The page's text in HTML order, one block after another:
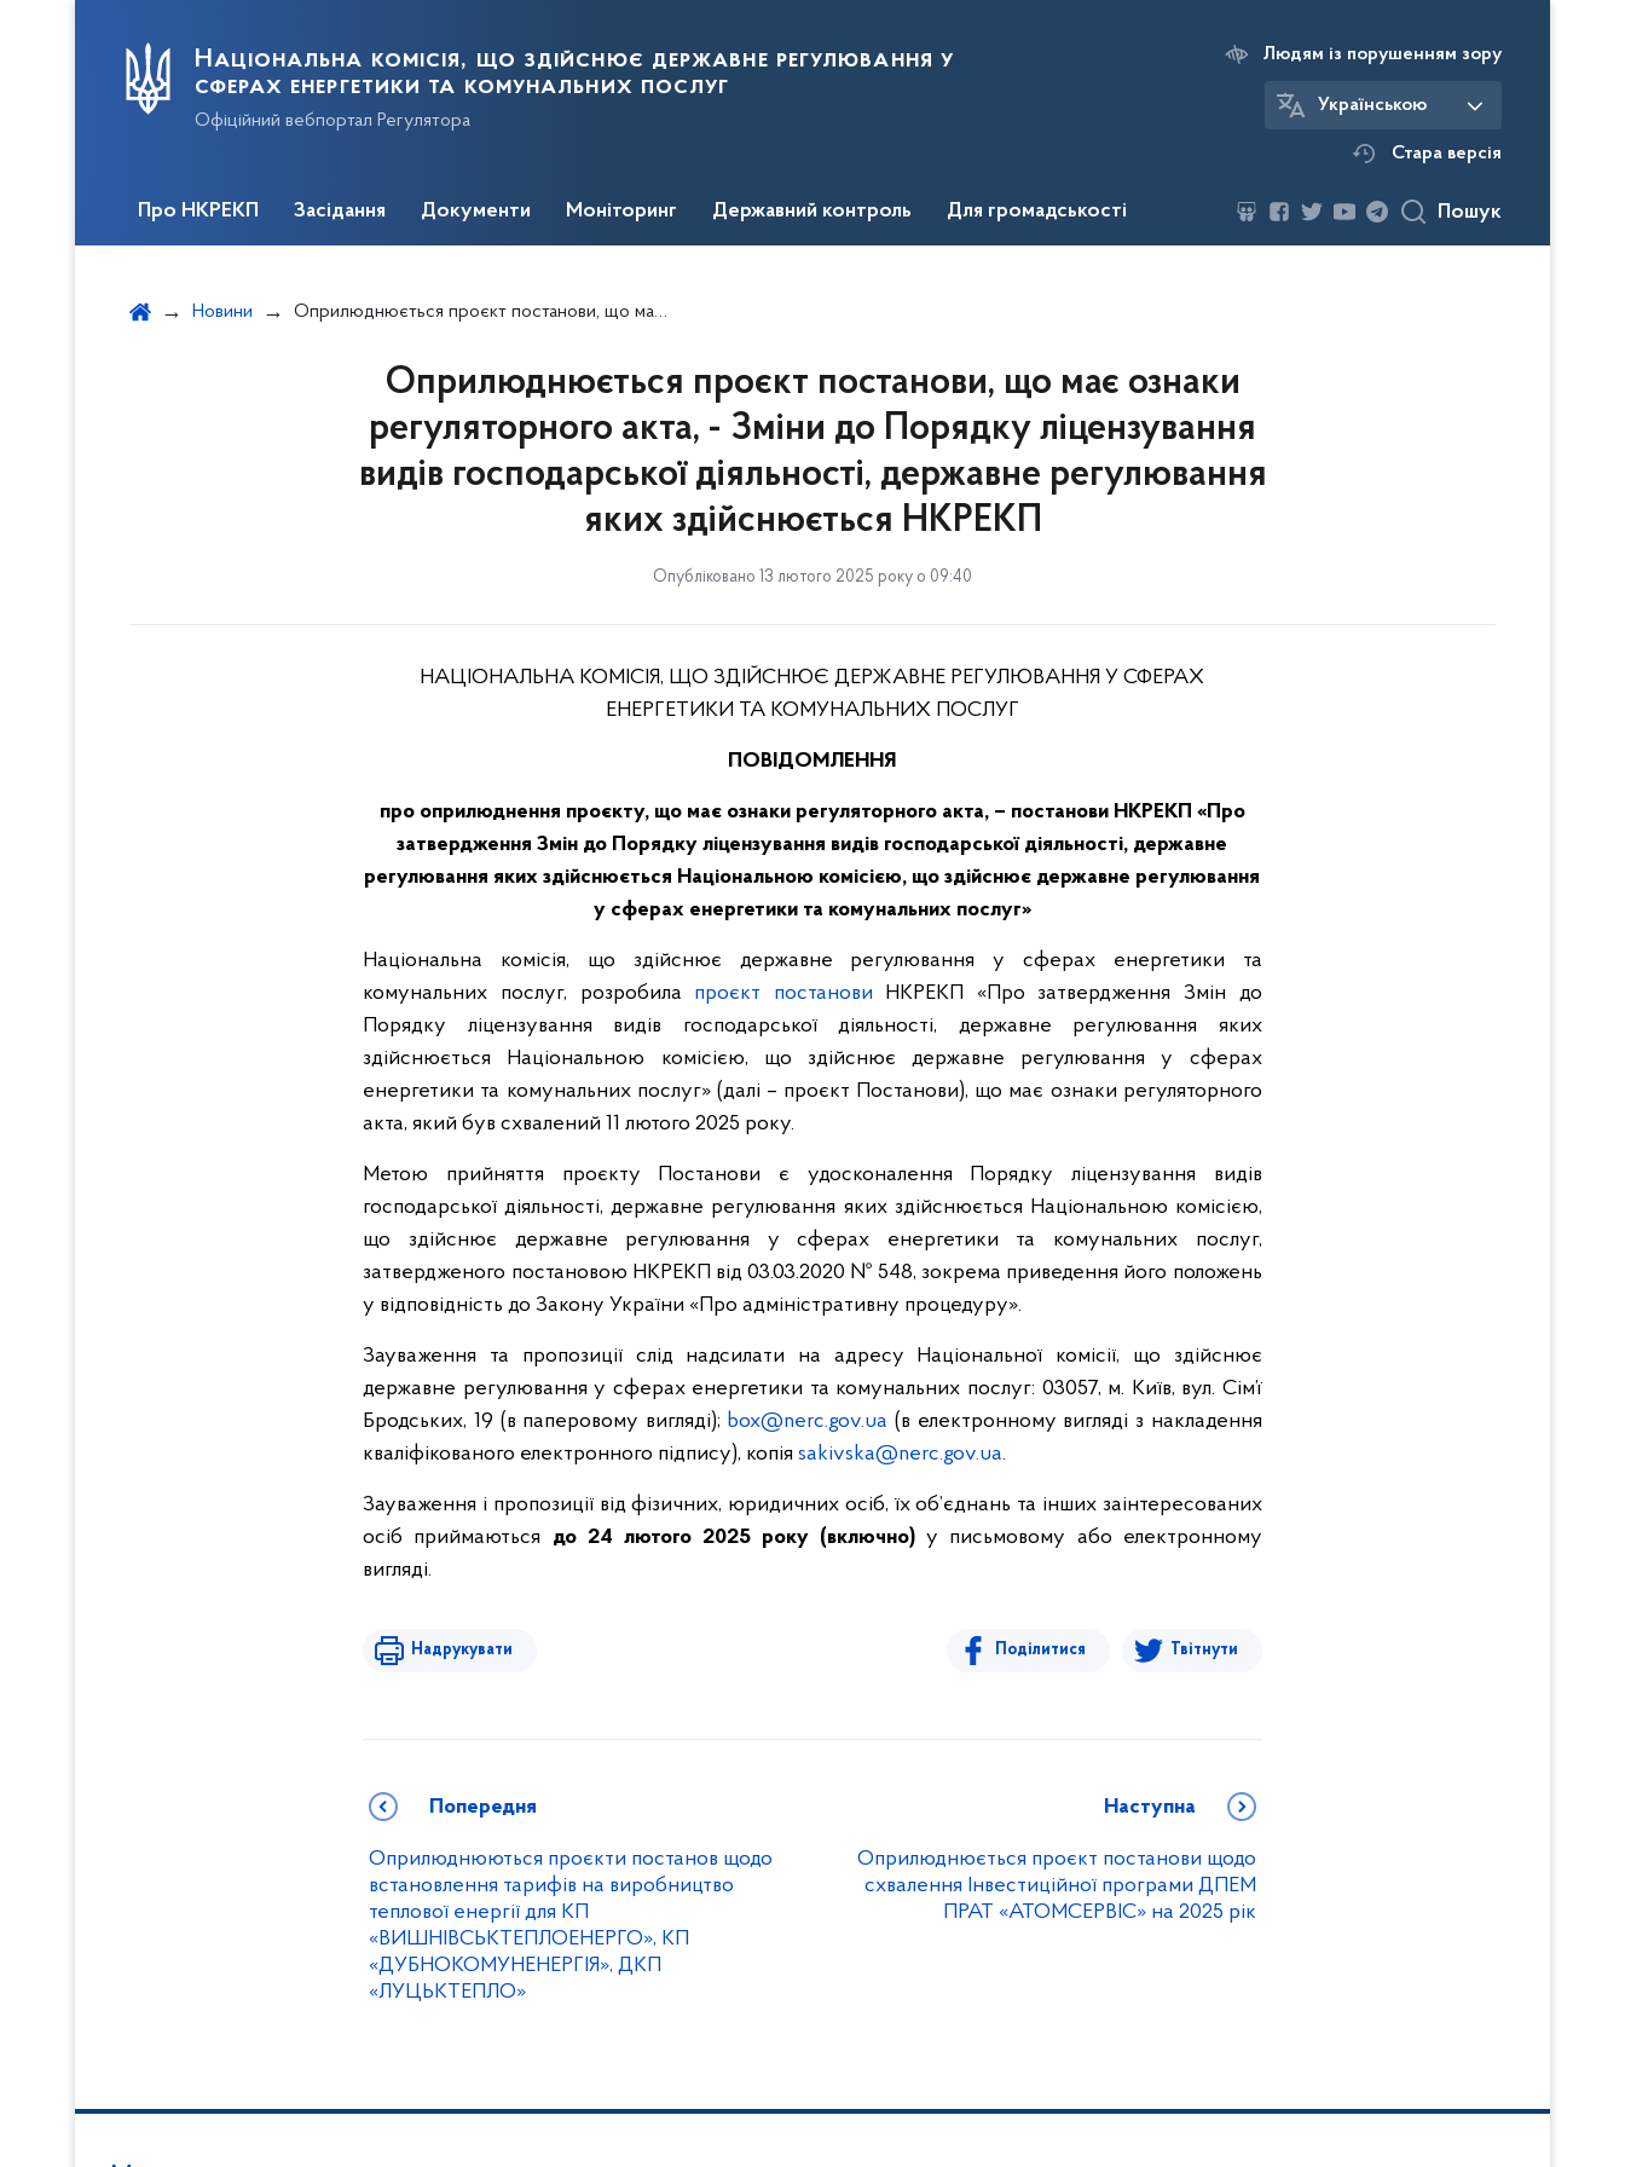
Національна комісія, що здійснює державне регулювання у
сферах енергетики та комунальних послуг
Офіційний вебпортал Регулятора
Людям із порушенням зору
Українською
Стара версія
Про НКРЕКП Засідання Документи Моніторинг Державний контроль Для громадськості Пошук
Новини Оприлюднюється проєкт постанови, що має ознаки регуляторного акта, - Зміни до Порядку ліцензування видів господарської діяльності, державне регулювання яких здійснюється НКРЕКП
Оприлюднюється проєкт постанови, що має ознаки
регуляторного акта, - Зміни до Порядку ліцензування
видів господарської діяльності, державне регулювання
яких здійснюється НКРЕКП
Опубліковано 13 лютого 2025 року о 09:40
НАЦІОНАЛЬНА КОМІСІЯ, ЩО ЗДІЙСНЮЄ ДЕРЖАВНЕ РЕГУЛЮВАННЯ У СФЕРАХ
ЕНЕРГЕТИКИ ТА КОМУНАЛЬНИХ ПОСЛУГ
ПОВІДОМЛЕННЯ
про оприлюднення проєкту, що має ознаки регуляторного акта, – постанови НКРЕКП «Про
затвердження Змін до Порядку ліцензування видів господарської діяльності, державне
регулювання яких здійснюється Національною комісією, що здійснює державне регулювання
у сферах енергетики та комунальних послуг»
Національна комісія, що здійснює державне регулювання у сферах енергетики та
комунальних послуг, розробила проєкт постанови НКРЕКП «Про затвердження Змін до
Порядку ліцензування видів господарської діяльності, державне регулювання яких
здійснюється Національною комісією, що здійснює державне регулювання у сферах
енергетики та комунальних послуг» (далі – проєкт Постанови), що має ознаки регуляторного
акта, який був схвалений 11 лютого 2025 року.
Метою прийняття проєкту Постанови є удосконалення Порядку ліцензування видів
господарської діяльності, державне регулювання яких здійснюється Національною комісією,
що здійснює державне регулювання у сферах енергетики та комунальних послуг,
затвердженого постановою НКРЕКП від 03.03.2020 № 548, зокрема приведення його положень
у відповідність до Закону України «Про адміністративну процедуру».
Зауваження та пропозиції слід надсилати на адресу Національної комісії, що здійснює
державне регулювання у сферах енергетики та комунальних послуг: 03057, м. Київ, вул. Сім’ї
Бродських, 19 (в паперовому вигляді); box@nerc.gov.ua (в електронному вигляді з накладення
кваліфікованого електронного підпису), копіяsakivska@nerc.gov.ua.
Зауваження і пропозиції від фізичних, юридичних осіб, їх об’єднань та інших заінтересованих
осіб приймаються до 24 лютого 2025 року (включно) у письмовому або електронному
вигляді.
Надрукувати Поділитися Твітнути
Попередня
Оприлюднюються проєкти постанов щодо
встановлення тарифів на виробництво
теплової енергії для КП
«ВИШНІВСЬКТЕПЛОЕНЕРГО», КП
«ДУБНОКОМУНЕНЕРГІЯ», ДКП
«ЛУЦЬКТЕПЛО»
Наступна
Оприлюднюється проєкт постанови щодо
схвалення Інвестиційної програми ДПЕМ
ПРАТ «АТОМСЕРВІС» на 2025 рік